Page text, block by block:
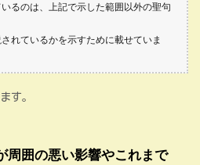
いるのは、上記で示した範囲以外の聖句
れているかを示すために載せていま
す。
周囲の悪い影響やこれまで